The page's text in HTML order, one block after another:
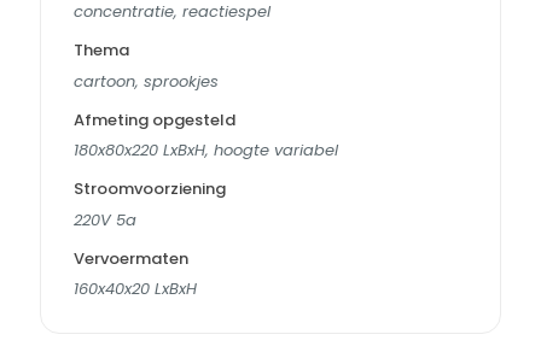
concentratie, reactiespel
Thema
cartoon, sprookjes
Afmeting opgesteld
180x80x220 LxBxH, hoogte variabel
Stroomvoorziening
220V 5a
Vervoermaten
160x40x20 LxBxH